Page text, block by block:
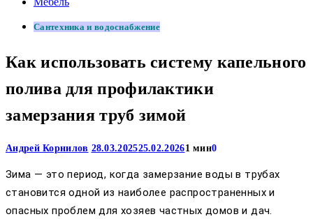
Сантехника и водоснабжение
Как использовать систему капельного
полива для профилактики
замерзания труб зимой
Андрей Корнилов 28.03.202525.02.20261 мин0
Зима — это период, когда замерзание воды в трубах
становится одной из наиболее распространенных и
опасных проблем для хозяев частных домов и дач.